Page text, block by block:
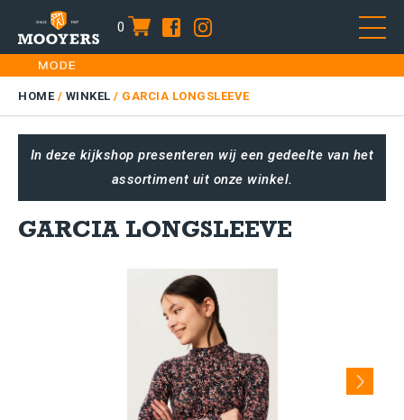
0 item
Skip
to
content
HOME
DAMES
KIDS
PLUS SIZE
HOME/ WINKEL / GARCIA LONGSLEEVE
In deze kijkshop presenteren wij een gedeelte van het
assortiment uit onze winkel.
GARCIA LONGSLEEVE
Next